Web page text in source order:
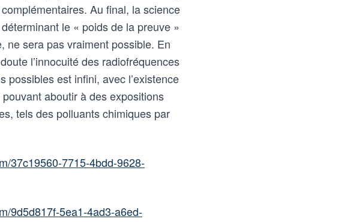
Au final, la science
le « poids de la preuve »
ne sera pas vraiment possible. En
l’innocuité des radiofréquences
possibles est infini, avec l’existence
aboutir à des expositions
tels des polluants chimiques par
37c19560-7715-4bdd-9628-
9d5d817f-5ea1-4ad3-a6ed-